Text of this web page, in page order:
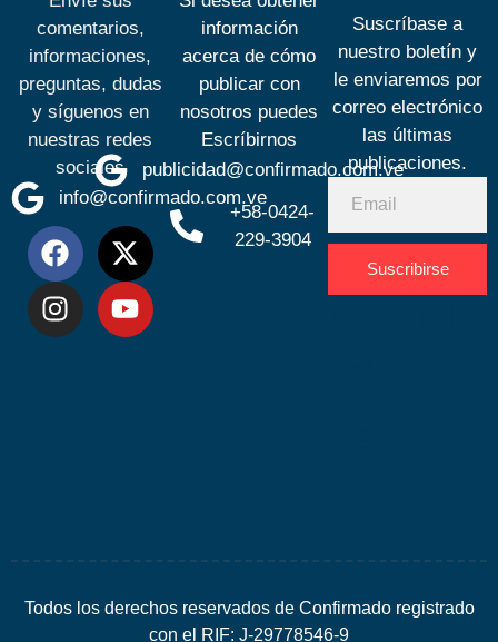
comentarios,
informaciones,
preguntas, dudas
y síguenos en
nuestras redes
sociales
info@confirmado.com.ve
información
acerca de cómo
publicar con
nosotros puedes
Escríbirnos
publicidad@confirmado.com.ve
+58-0424-
229-3904
Suscríbase a
nuestro boletín y
le enviaremos por
correo electrónico
las últimas
publicaciones.
Suscribirse
Todos los derechos reservados de Confirmado registrado
con el RIF: J-29778546-9